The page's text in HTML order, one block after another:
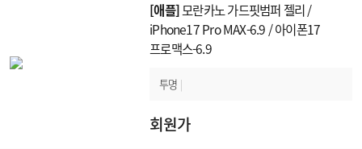
[애플]모란카노 가드핏범퍼 젤리 /
iPhone17 Pro MAX-6.9 / 아이폰17
프로맥스-6.9
투명 |
회원가